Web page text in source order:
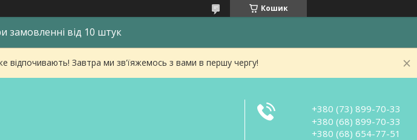
Кошик
замовленні від 10 штук
відпочивають! Завтра ми зв'їяжемось з вами в першу чергу!
+380 (73) 899-70-33
+380 (68) 899-70-33
+380 (68) 654-77-51